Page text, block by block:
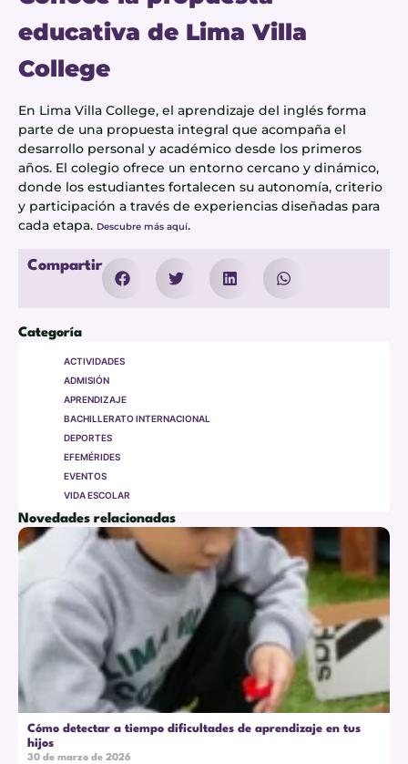
Categoría
ACTIVIDADES
ADMISIÓN
APRENDIZAJE
BACHILLERATO INTERNACIONAL
DEPORTES
EFEMÉRIDES
EVENTOS
VIDA ESCOLAR
Novedades relacionadas
Cómo detectar a tiempo dificultades de aprendizaje en tus
hijos
30 de marzo de 2026
educativa de Lima Villa
College
En Lima Villa College, el aprendizaje del inglés forma
parte de una propuesta integral que acompaña el
desarrollo personal y académico desde los primeros
años. El colegio ofrece un entorno cercano y dinámico,
donde los estudiantes fortalecen su autonomía, criterio
y participación a través de experiencias diseñadas para
cada etapa. Descubre más aquí.
Compartir